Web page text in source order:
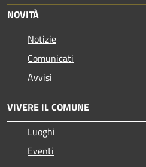
NOVITÀ
Notizie
Comunicati
Avvisi
VIVERE IL COMUNE
Luoghi
Eventi